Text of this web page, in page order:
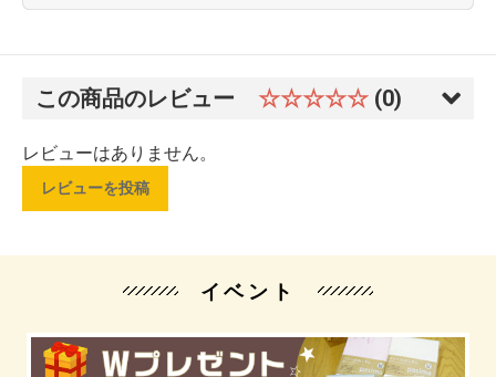
この商品のレビュー ☆☆☆☆☆ (0)
レビューはありません。
レビューを投稿
イベント